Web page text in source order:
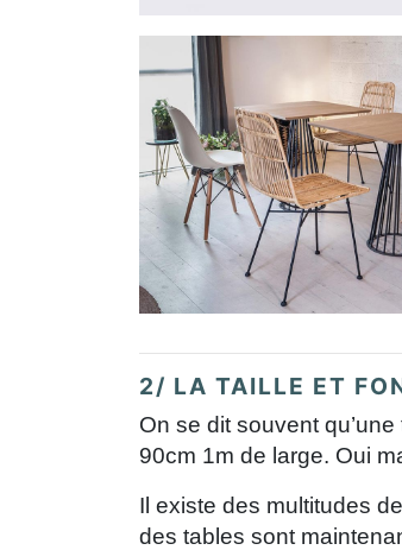
2/ LA TAILLE ET
On se dit souvent
90cm 1m de large. Oui
Il existe des multitudes
des tables sont